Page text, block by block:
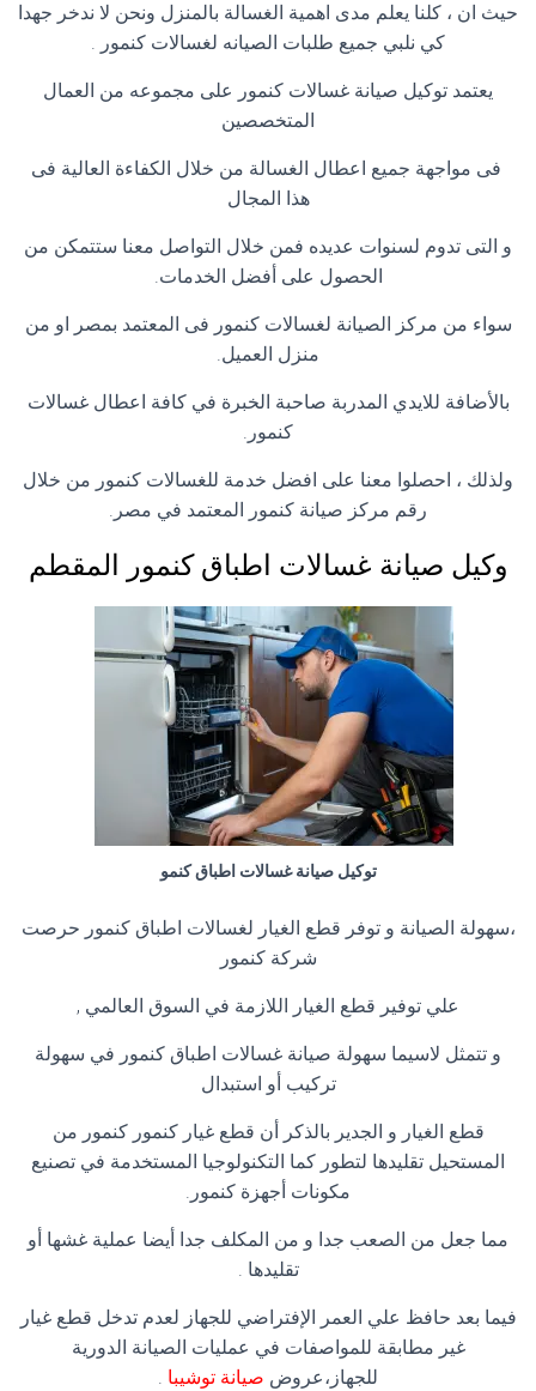
حيث ان ، كلنا يعلم مدى اهمية الغسالة بالمنزل ونحن لا ندخر جهدا
كي نلبي جميع طلبات الصيانه لغسالات كنمور .
يعتمد توكيل صيانة غسالات كنمور على مجموعه من العمال
المتخصصين
فى مواجهة جميع اعطال الغسالة من خلال الكفاءة العالية فى
هذا المجال
و التى تدوم لسنوات عديده فمن خلال التواصل معنا ستتمكن من
الحصول على أفضل الخدمات.
سواء من مركز الصيانة لغسالات كنمور فى المعتمد بمصر او من
منزل العميل.
بالأضافة للايدي المدربة صاحبة الخبرة في كافة اعطال غسالات
كنمور.
ولذلك ، احصلوا معنا على افضل خدمة للغسالات كنمور من خلال
رقم مركز صيانة كنمور المعتمد في مصر.
وكيل صيانة غسالات اطباق كنمور المقطم
توكيل صيانة غسالات اطباق كنمو
،سهولة الصيانة و توفر قطع الغيار لغسالات اطباق كنمور حرصت
شركة كنمور
علي توفير قطع الغيار اللازمة في السوق العالمي ,
و تتمثل لاسيما سهولة صيانة غسالات اطباق كنمور في سهولة
تركيب أو استبدال
قطع الغيار و الجدير بالذكر أن قطع غيار كنمور كنمور من
المستحيل تقليدها لتطور كما التكنولوجيا المستخدمة في تصنيع
مكونات أجهزة كنمور.
مما جعل من الصعب جدا و من المكلف جدا أيضا عملية غشها أو
تقليدها .
فيما بعد حافظ علي العمر الإفتراضي للجهاز لعدم تدخل قطع غيار
غير مطابقة للمواصفات في عمليات الصيانة الدورية
للجهاز،عروض صيانة توشيبا .